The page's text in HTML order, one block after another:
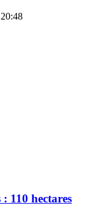
110 hectares